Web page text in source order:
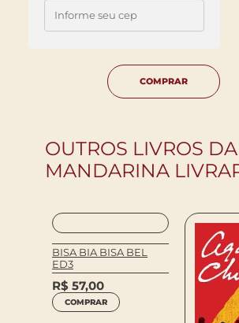
COMPRAR
OUTROS LIVROS DA
MANDARINA
BISA BIA BISA BEL
ED3
R$ 57,00
COMPRAR